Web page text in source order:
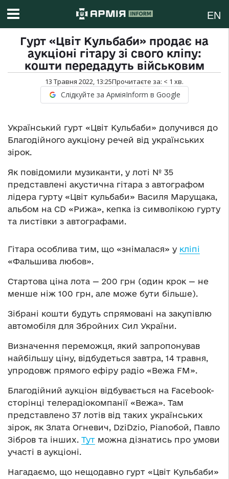
EN
Гурт «Цвіт Кульбаби» продає на
аукціоні гітару зі свого кліпу:
кошти передадуть військовим
13 Травня 2022, 13:25Прочитаєте за: < 1 хв.
Слідкуйте за АрміяInform в Google
Український гурт «Цвіт Кульбаби» долучився до
Благодійного аукціону речей від українських
зірок.
Як повідомили музиканти, у лоті № 35
представлені акустична гітара з автографом
лідера гурту «Цвіт кульбаби» Василя Марущака,
альбом на CD «Рижа», кепка із символікою гурту
та листівки з автографами.
Гітара особлива тим, що «знімалася» у кліпі
«Фальшива любов».
Стартова ціна лота — 200 грн (один крок — не
менше ніж 100 грн, але може бути більше).
Зібрані кошти будуть спрямовані на закупівлю
автомобіля для Збройних Сил України.
Визначення переможця, який запропонував
найбільшу ціну, відбудеться завтра, 14 травня,
упродовж прямого ефіру радіо «Вежа FM».
Благодійний аукціон відбувається на Facebook-
сторінці телерадіокомпанії «Вежа». Там
представлено 37 лотів від таких українських
зірок, як Злата Огневич, DziDzio, Pianoбой, Павло
Зібров та інших. Тут можна дізнатись про умови
участі в аукціоні.
Нагадаємо, що нещодавно гурт «Цвіт Кульбаби»